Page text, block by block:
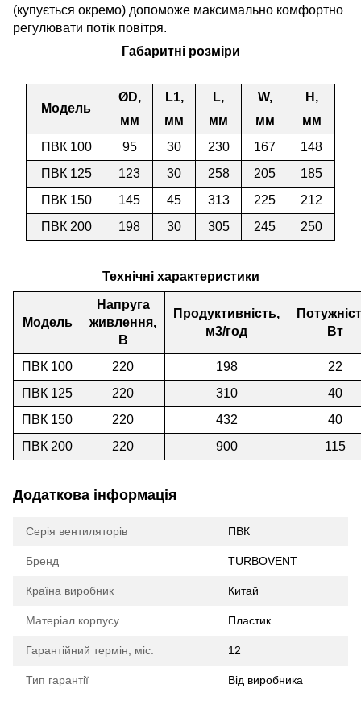
(купується окремо) допоможе максимально комфортно
регулювати потік повітря.
Габаритні розміри
Модель
ØD,
мм
L1,
мм
L,
мм
W,
мм
H,
мм
ПВК 100
95 30 230 167
148
ПВК 125
123 30 258 205
185
ПВК 150
145 45 313 225
212
ПВК 200
198 30 305 245 250
Технічні характеристики
Модель
Напруга
живлення,
В
Продуктивність,
м3/год
Вт
ПВК 100 220 198
22
ПВК 125
220 310
40
ПВК 150
220 432
40
ПВК 200
220 900 115
Додаткова інформація
Серія вентиляторів ПВК
Бренд TURBOVENT
Країна виробник Китай
Матеріал корпусу Пластик
Гарантійний термін, міс. 12
Тип гарантії Від виробника